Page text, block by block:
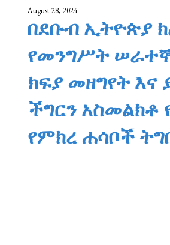
August 28, 2024
በደቡብ ኢትዮጵያ
የመንግሥት
ክፍያ መዘግየት እና
ችግርን አስመልክቶ
የምክረ ሐሳቦች